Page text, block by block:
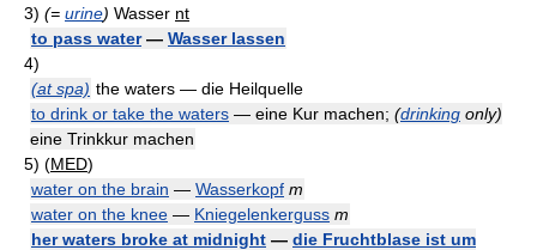
3) (= urine) Wasser nt
to pass water— Wasser lassen
4)
(at spa) the waters — die Heilquelle
to drink or take the waters — eine Kur machen; (drinking only)
eine Trinkkur machen
5) (MED)
water on the brain — Wasserkopf m
water on the knee — Kniegelenkerguss m
her waters broke at midnight — die Fruchtblase ist um